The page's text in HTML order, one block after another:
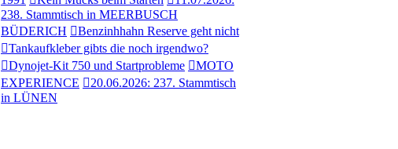
238. Stammtisch in MEERBUSCH
BÜDERICH
Benzinhhahn Reserve geht nicht
Tankaufkleber gibts die noch irgendwo?
Dynojet-Kit 750 und Startprobleme
MOTO
EXPERIENCE
20.06.2026: 237. Stammtisch
in LÜNEN